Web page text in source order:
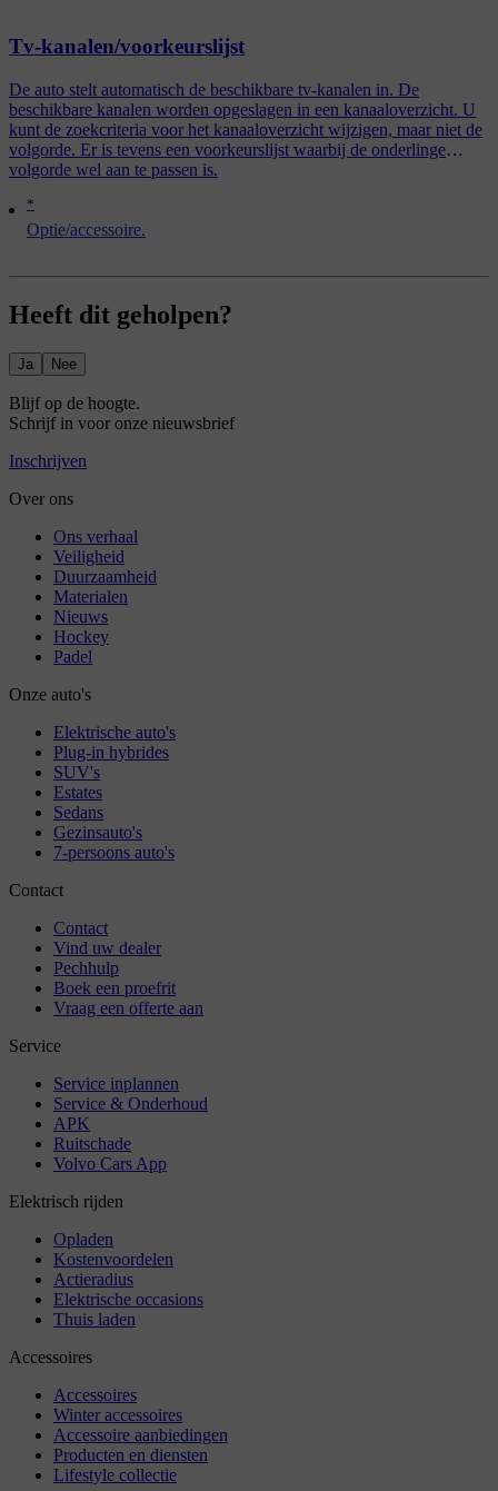
*
Optie/accessoire.
Tv-kanalen/voorkeurslijst
De auto stelt automatisch de beschikbare tv-kanalen in. De
beschikbare kanalen worden opgeslagen in een kanaaloverzicht. U
kunt de zoekcriteria voor het kanaaloverzicht wijzigen, maar niet de
volgorde. Er is tevens een voorkeurslijst waarbij de onderlinge
volgorde wel aan te passen is.
Heeft dit geholpen?
Ja Nee